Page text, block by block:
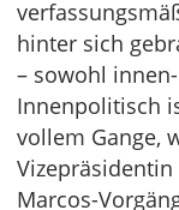
hinter sich
– sowohl
Innenpolitisch
vollem Gange,
Vizepräsidentin
Marcos-